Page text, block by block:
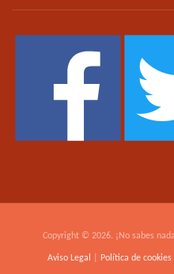
Copyright © 2026. ¡No sabes
Aviso Legal Política de cookies